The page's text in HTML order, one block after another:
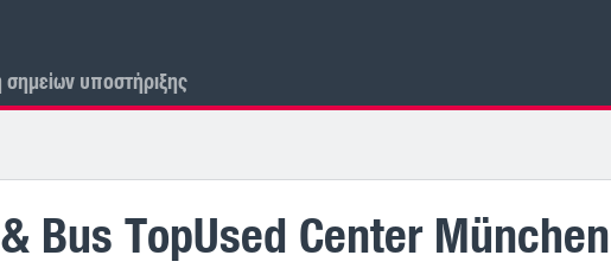
υποστήριξης
Bus TopUsed Center München